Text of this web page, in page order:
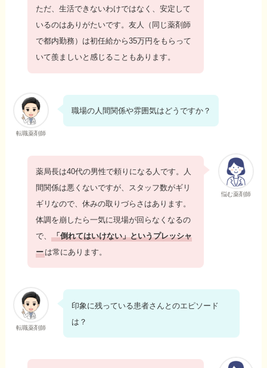
ただ、生活できないわけではなく、安定して
いるのはありがたいです。友人（同じ薬剤師
で都内勤務）は初任給から35万円をもらって
いて羨ましいと感じることもあります。
転職薬剤師
職場の人間関係や雰囲気はどうですか？
悩む薬剤師
薬局長は40代の男性で頼りになる人です。人
間関係は悪くないですが、スタッフ数がギリ
ギリなので、休みの取りづらさはあります。
体調を崩したら一気に現場が回らなくなるの
で、
「倒れてはいけない」というプレッシャ
ーは常にあります。
転職薬剤師
印象に残っている患者さんとのエピソード
は？